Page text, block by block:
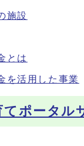
施設
とは
を活用した事業
てポータル